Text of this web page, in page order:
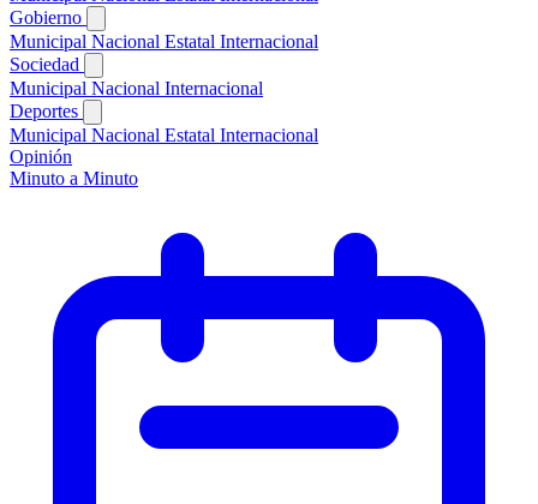
Gobierno
Municipal Nacional Estatal Internacional
Sociedad
Municipal Nacional Internacional
Deportes
Municipal Nacional Estatal Internacional
Opinión
Minuto a Minuto